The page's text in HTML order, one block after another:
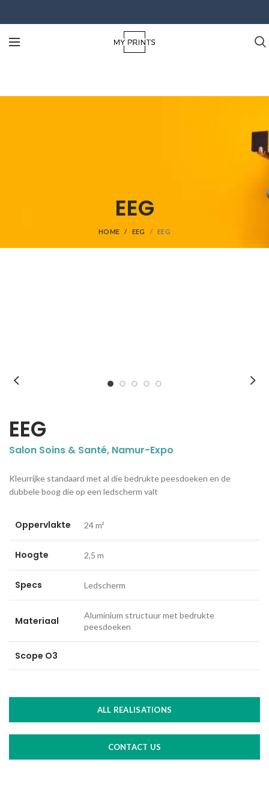
EEG
HOME EEG EEG
EEG
Salon Soins & Santé, Namur-Expo
Kleurrijke standaard met al die bedrukte peesdoeken en de
dubbele boog die op een ledscherm valt
Oppervlakte 24 m²
Hoogte 2,5 m
Specs Ledscherm
Materiaal
Aluminium structuur met bedrukte
peesdoeken
Scope O3
ALL REALISATIONS
CONTACT US